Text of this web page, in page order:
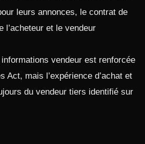
leurs annonces, le contrat de
l’acheteur et le vendeur
vendeur est renforcée
Act, mais l’expérience d’achat et
du vendeur tiers identifié sur